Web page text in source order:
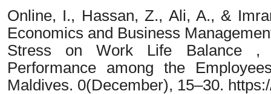
Online, I., Hassan, Z., Ali, A., &
Economics and Business
Stress on Work Life Balance ,
Performance among the
Maldives. 0(December), 15–30.